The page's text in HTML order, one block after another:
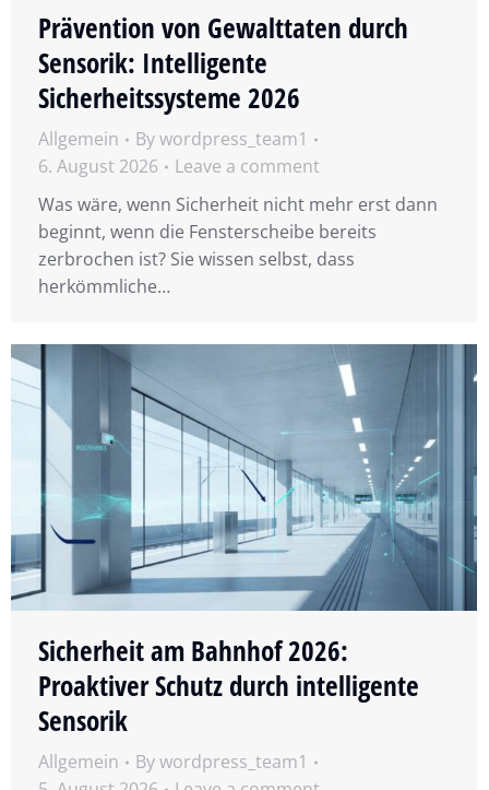
Prävention von Gewalttaten durch
Sensorik: Intelligente
Sicherheitssysteme 2026
Allgemein Bywordpress_team1
6. August 2026
Leave a comment
Was wäre, wenn Sicherheit nicht mehr erst dann
beginnt, wenn die Fensterscheibe bereits
zerbrochen ist? Sie wissen selbst, dass
herkömmliche…
Sicherheit am Bahnhof 2026:
Proaktiver Schutz durch intelligente
Sensorik
Allgemein Bywordpress_team1